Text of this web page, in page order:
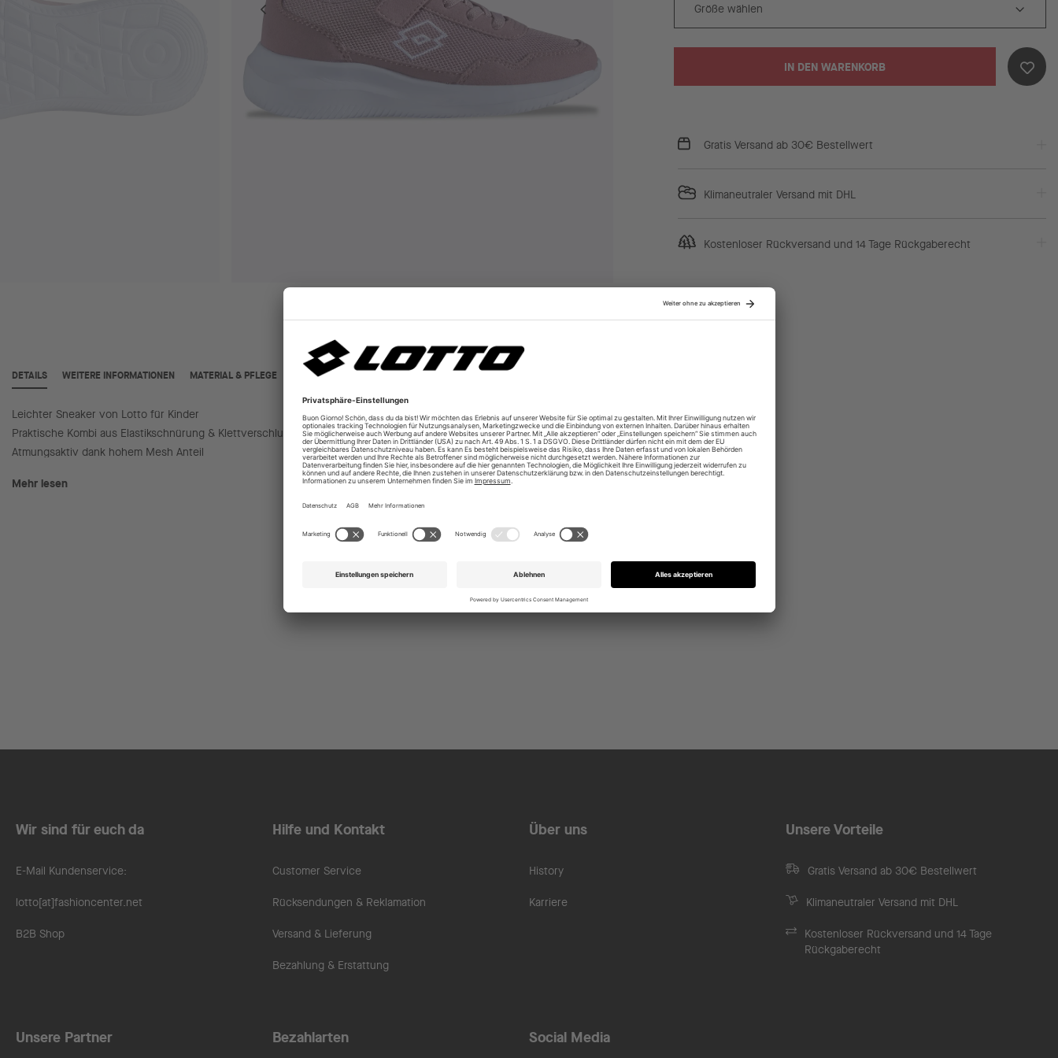
IN DEN WARENKORB
Gratis Versand ab 30€ Bestellwert
Klimaneutraler Versand mit DHL
Kostenloser Rückversand und 14 Tage Rückgaberecht
DETAILS
Leichter Sneaker von Lotto für Kinder
Praktische Kombi aus Elastikschnürung & Klettverschluss
Atmungsaktiv dank hohem Mesh Anteil
Besonders leichte Phylonsohle
Ideal für Sport & Freizeit
Mehr lesen
WEITERE INFORMATIONEN MATERIAL & PFLEGE
Wir sind für euch da
E-Mail Kundenservice:
lotto[at]fashioncenter.net
B2B Shop
Hilfe und Kontakt
Customer Service
Rücksendungen & Reklamation
Versand & Lieferung
Bezahlung & Erstattung
Über uns
History
Karriere
Unsere Vorteile
Gratis Versand ab 30€ Bestellwert
Klimaneutraler Versand mit DHL
Kostenloser Rückversand und 14 Tage
Rückgaberecht
Unsere Partner Bezahlarten Social Media